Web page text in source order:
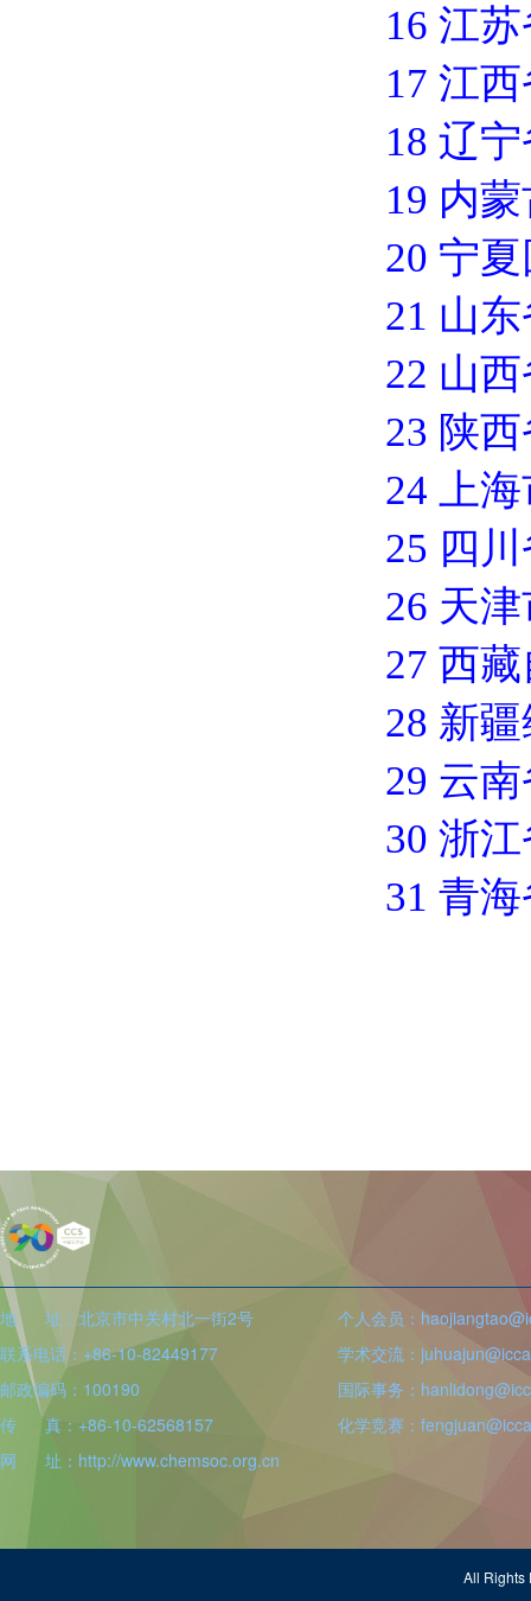
16 江
17 江
18 辽
19 内
20 宁
21 山
22 山
23 陕
24 上
25 四
26 天
27 西
28 新
29 云
30 浙
31 青
地 址：北京市中关村北一街2号
联系电话：+86-10-82449177
邮政编码：100190
传 真：+86-10-62568157
网 址：http://www.chemsoc.org.cn
个人会员：
学术交流：
国际事务：
化学竞赛：
All Rights